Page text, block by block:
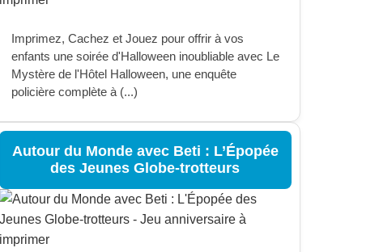
Imprimez, Cachez et Jouez pour offrir à vos
enfants une soirée d'Halloween inoubliable avec Le
Mystère de l'Hôtel Halloween, une enquête
policière complète à (...)
Autour du Monde avec Beti : L’Épopée
des Jeunes Globe-trotteurs